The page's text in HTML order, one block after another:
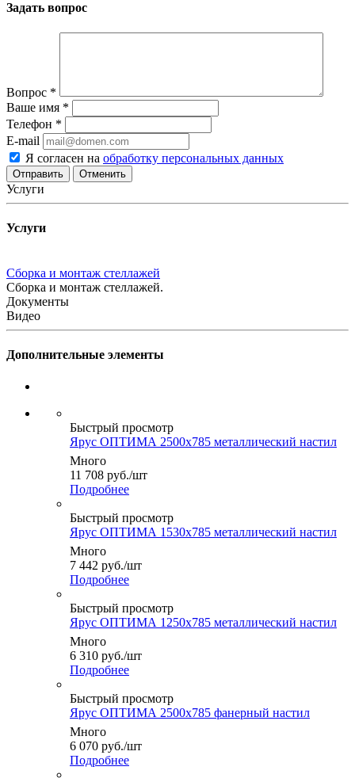
Задать вопрос
Вопрос *
Ваше имя *
Телефон *
E-mail
Я согласен на обработку персональных данных
Отменить
Услуги
Услуги
Сборка и монтаж стеллажей
Сборка и монтаж стеллажей.
Документы
Видео
Дополнительные элементы
Быстрый просмотр
Ярус ОПТИМА 2500x785 металлический настил
Много
11 708 руб./шт
Подробнее
Быстрый просмотр
Ярус ОПТИМА 1530x785 металлический настил
Много
7 442 руб./шт
Подробнее
Быстрый просмотр
Ярус ОПТИМА 1250x785 металлический настил
Много
6 310 руб./шт
Подробнее
Быстрый просмотр
Ярус ОПТИМА 2500x785 фанерный настил
Много
6 070 руб./шт
Подробнее